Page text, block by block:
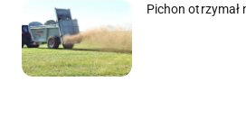
Pichon otrzymał